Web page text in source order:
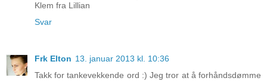
Klem fra Lillian
Svar
Frk Elton 13. januar 2013 kl. 10:36
Takk for tankevekkende ord :) Jeg tror at å forhåndsdømme